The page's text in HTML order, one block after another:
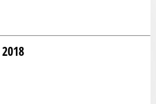
2018